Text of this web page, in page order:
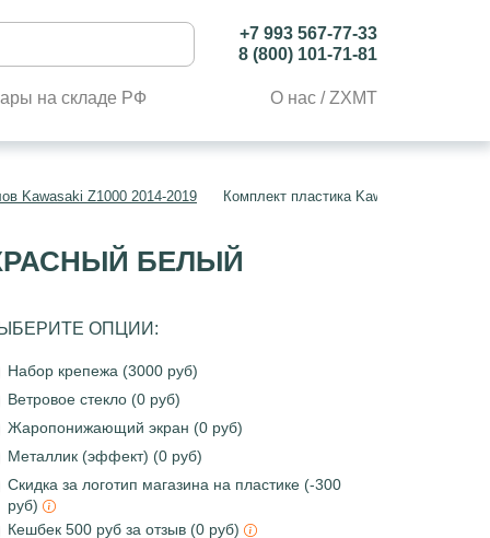
+7 993 567-77-33
8 (800) 101-71-81
на складе РФ О нас / ZXMT
Kawasaki Z1000 2014-2019 Комплект пластика Kawasaki Z1000
КРАСНЫЙ БЕЛЫЙ
ОПЦИИ:
Набор крепежа (3000 руб)
Ветровое стекло (0 руб)
Жаропонижающий экран (0 руб)
Металлик (эффект) (0 руб)
Скидка за логотип магазина на пластике (-300
руб)
Кешбек 500 руб за отзыв (0 руб)